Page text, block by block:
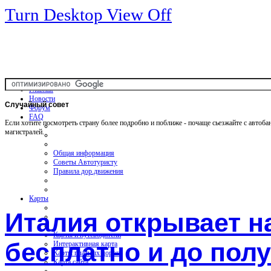
Turn Desktop View Off
Главная
Новости
Форум
FAQ
Общая информация
Советы Автотуристу
Правила дор.движения
Карты
Карты и путеводители
Интерактивная карта
Карты платных дорог
Карта сайта
Случайныйсовет
Если хотите посмотреть страну более подробно и поближе - почаще сьезжайте с
магистралей.
Италия открывает
бесплатно и до